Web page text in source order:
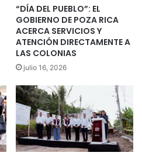
“DÍA DEL PUEBLO”: EL
GOBIERNO DE POZA RICA
ACERCA SERVICIOS Y
ATENCIÓN DIRECTAMENTE A
LAS COLONIAS
julio 16, 2026